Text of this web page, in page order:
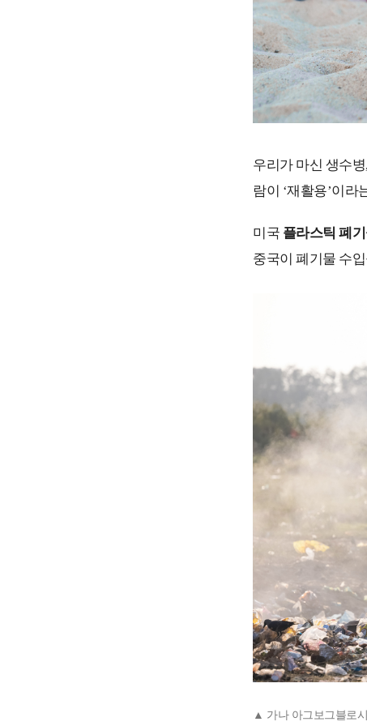
우리가 마신 생수
람이 ‘재활용’이
미국 플라스틱 폐
중국이 폐기물 수
▲ 가나 아그보그블로